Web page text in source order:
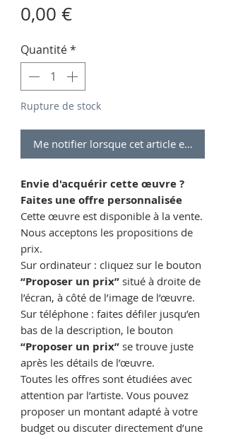
0,00 €Prix
Quantité*
Rupture de stock
Me notifier lorsque cet article est
Envie d'acquérir cette œuvre ?
Faites une offre personnalisée
Cette œuvre est disponible à la vente.
Nous acceptons les propositions de
prix.
Sur ordinateur : cliquez sur le bouton
“Proposer un prix” situé à droite de
l’écran, à côté de l’image de l’œuvre.
Sur téléphone : faites défiler jusqu’en
bas de la description, le bouton
“Proposer un prix” se trouve juste
après les détails de l’œuvre.
Toutes les offres sont étudiées avec
attention par l’artiste. Vous pouvez
proposer un montant adapté à votre
budget ou discuter directement d’une